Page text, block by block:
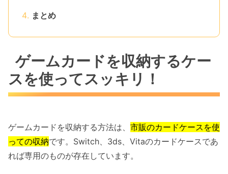
まとめ
ゲームカードを収納するケー
スを使ってスッキリ！
ゲームカードを収納する方法は、 市販のカードケースを使
っての収納です。Switch、3ds、Vitaのカードケースであ
れば専用のものが存在しています。